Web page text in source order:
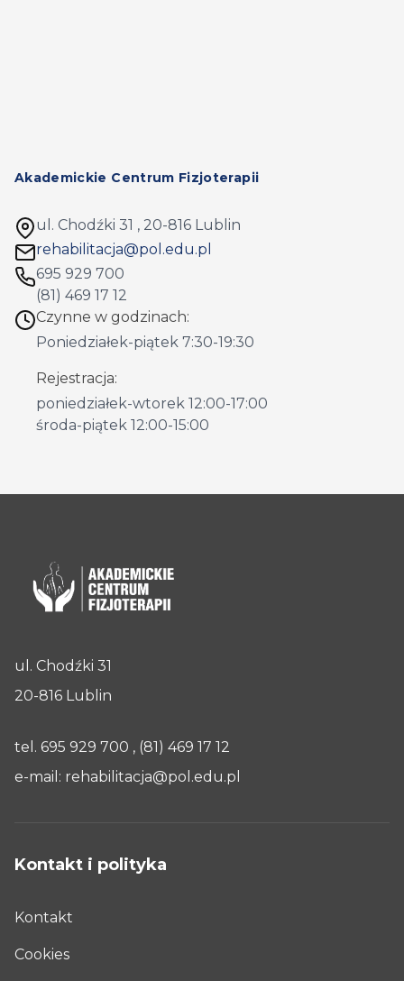
Akademickie Centrum Fizjoterapii
ul. Chodźki 31 , 20-816 Lublin
rehabilitacja@pol.edu.pl
695 929 700
(81) 469 17 12
Czynne w godzinach:
Poniedziałek-piątek 7:30-19:30
Rejestracja:
poniedziałek-wtorek 12:00-17:00
środa-piątek 12:00-15:00
ul. Chodźki 31
20-816 Lublin
tel. 695 929 700 , (81) 469 17 12
e-mail: rehabilitacja@pol.edu.pl
Kontakt i polityka
Kontakt
Cookies